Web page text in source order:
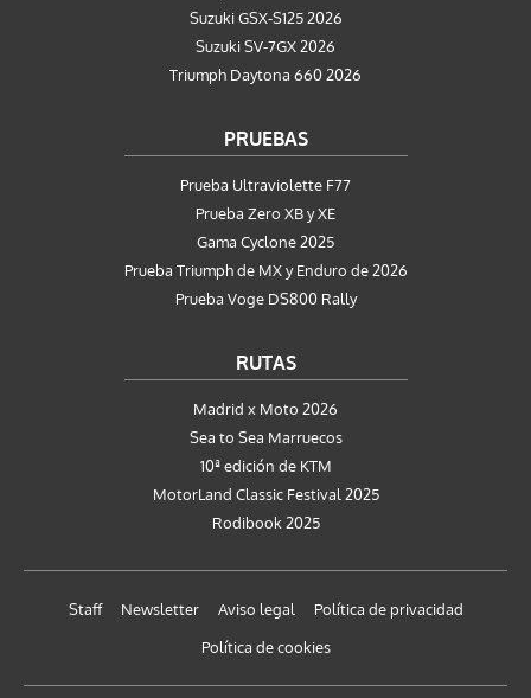
Suzuki GSX-S125 2026
Suzuki SV-7GX 2026
Triumph Daytona 660 2026
PRUEBAS
Prueba Ultraviolette F77
Prueba Zero XB y XE
Gama Cyclone 2025
Prueba Triumph de MX y Enduro de 2026
Prueba Voge DS800 Rally
RUTAS
Madrid x Moto 2026
Sea to Sea Marruecos
10ª edición de KTM
MotorLand Classic Festival 2025
Rodibook 2025
Staff Newsletter Aviso legal
Política de privacidad
Política de cookies